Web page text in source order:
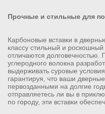
Прочные и стильные для
Карбоновые вставки в
классу стильный и
отличаются долговечностью.
углеродного волокна
выдерживать суровые
гарантируя, что ваши дверные
первозданными на долгие
отправляетесь ли вы в
по городу, эти вставки